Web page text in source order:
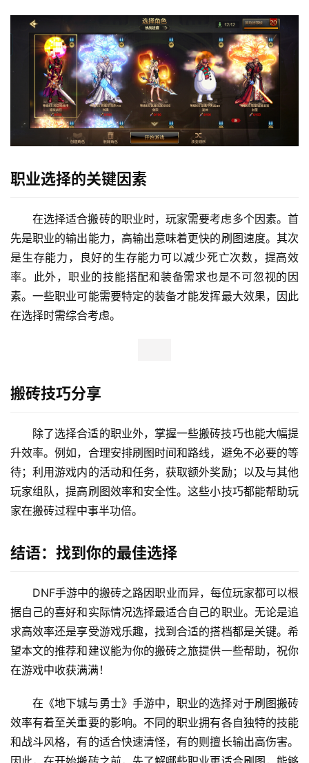
职业选择的关键因素
在选择适合搬砖的职业时，玩家需要考虑多个因素。首
先是职业的输出能力，高输出意味着更快的刷图速度。其次
是生存能力，良好的生存能力可以减少死亡次数，提高效
率。此外，职业的技能搭配和装备需求也是不可忽视的因
素。一些职业可能需要特定的装备才能发挥最大效果，因此
在选择时需综合考虑。
搬砖技巧分享
除了选择合适的职业外，掌握一些搬砖技巧也能大幅提
升效率。例如，合理安排刷图时间和路线，避免不必要的等
待；利用游戏内的活动和任务，获取额外奖励；以及与其他
玩家组队，提高刷图效率和安全性。这些小技巧都能帮助玩
家在搬砖过程中事半功倍。
结语：找到你的最佳选择
DNF手游中的搬砖之路因职业而异，每位玩家都可以根
据自己的喜好和实际情况选择最适合自己的职业。无论是追
求高效率还是享受游戏乐趣，找到合适的搭档都是关键。希
望本文的推荐和建议能为你的搬砖之旅提供一些帮助，祝你
在游戏中收获满满！
在《地下城与勇士》手游中，职业的选择对于刷图搬砖
效率有着至关重要的影响。不同的职业拥有各自独特的技能
和战斗风格，有的适合快速清怪，有的则擅长输出高伤害。